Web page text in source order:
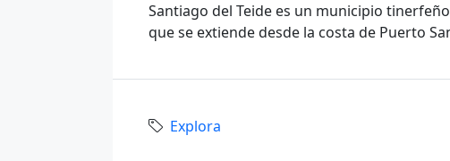
Santiago del Teide es un municipio
que se extiende desde la costa de Puerto
Explora